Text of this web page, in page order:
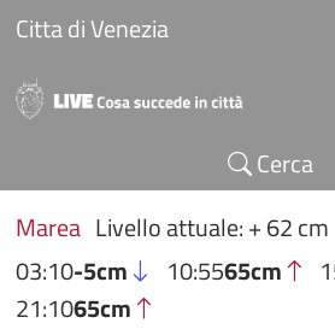
Salta al contenuto principale
Citta di Venezia
Cerca
Marea Livello attuale: + 62 cm
03:10-5cm 10:5565cm
21:1065cm